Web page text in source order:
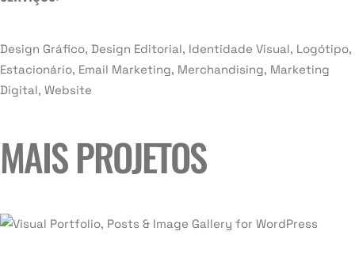
Design Gráfico, Design Editorial, Identidade Visual, Logótipo,
Estacionário, Email Marketing, Merchandising, Marketing
Digital, Website
MAIS PROJETOS